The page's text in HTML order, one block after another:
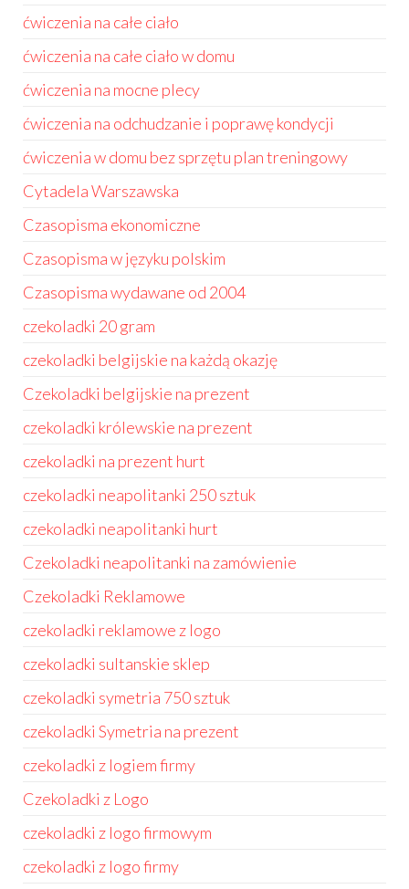
ćwiczenia na całe ciało
ćwiczenia na całe ciało w domu
ćwiczenia na mocne plecy
ćwiczenia na odchudzanie i poprawę kondycji
ćwiczenia w domu bez sprzętu plan treningowy
Cytadela Warszawska
Czasopisma ekonomiczne
Czasopisma w języku polskim
Czasopisma wydawane od 2004
czekoladki 20 gram
czekoladki belgijskie na każdą okazję
Czekoladki belgijskie na prezent
czekoladki królewskie na prezent
czekoladki na prezent hurt
czekoladki neapolitanki 250 sztuk
czekoladki neapolitanki hurt
Czekoladki neapolitanki na zamówienie
Czekoladki Reklamowe
czekoladki reklamowe z logo
czekoladki sultanskie sklep
czekoladki symetria 750 sztuk
czekoladki Symetria na prezent
czekoladki z logiem firmy
Czekoladki z Logo
czekoladki z logo firmowym
czekoladki z logo firmy